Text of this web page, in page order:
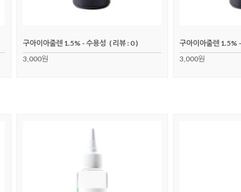
구아이아줄렌 1.5% - 수용성 ( 리뷰 : 0 )
3,000원
구아이아줄렌 1.5%
3,000원